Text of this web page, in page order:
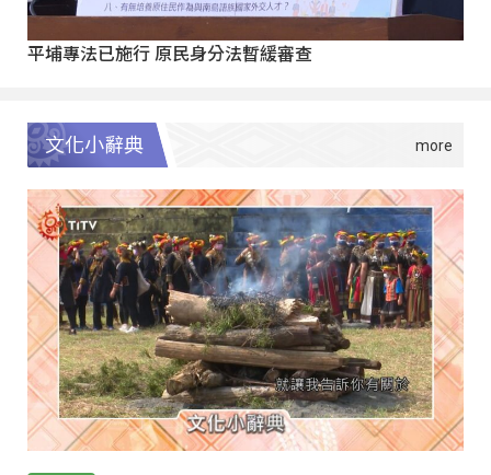
平埔專法已施行 原民身分法暫緩審查
文化小辭典